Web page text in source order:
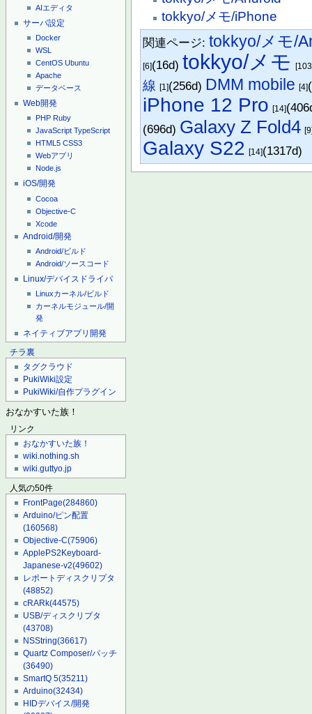
AIエディタ
サーバ設定
Docker
WSL
CentOS Ubuntu
Apache
データベース
Web開発
PHP Ruby
JavaScript TypeScript
HTML5 CSS3
Webアプリ
Node.js
iOS/開発
Cocoa
Objective-C
Xcode
Android/開発
Android/ビルド
Android/ソースコード
Linux/デバイスドライバ
Linuxカーネル/ビルド
カーネルモジュール/開
発
ネイティブアプリ開発
チラ裏
タグクラウド
PukiWiki設定
PukiWiki/自作プラグイン
おなかすいた族！
リンク
おなかすいた族！
wiki.nothing.sh
wiki.guttyo.jp
人気の50件
FrontPage(284860)
Arduino/ピン配置
(160568)
Objective-C(75906)
ApplePS2Keyboard-
Japanese-v2(49602)
レポートディスクリプタ
(48852)
cRARk(44575)
USB/ディスクリプタ
(43708)
NSString(36617)
Quartz Composer/パッチ
(36490)
SmartQ 5(35211)
Arduino(32434)
HIDデバイス/開発
tokkyo/メモ/iPhone
関連ページ:tokkyo/メモ/
[6](16d) tokkyo/メモ
線 [1](256d) DMM mobile [4]
iPhone 12 Pro [14]
(696d) Galaxy Z Fold4
Galaxy S22 [14](1317d)